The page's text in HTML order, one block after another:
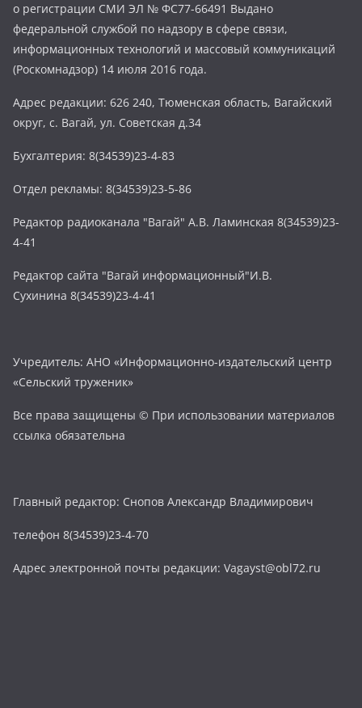
о регистрации СМИ ЭЛ № ФС77-66491 Выдано
федеральной службой по надзору в сфере связи,
информационных технологий и массовый коммуникаций
(Роскомнадзор) 14 июля 2016 года.
Адрес редакции: 626 240, Тюменская область, Вагайский
округ, с. Вагай, ул. Советская д.34
Бухгалтерия: 8(34539)23-4-83
Отдел рекламы: 8(34539)23-5-86
Редактор радиоканала "Вагай" А.В. Ламинская 8(34539)23-
4-41
Редактор сайта "Вагай информационный"И.В.
Сухинина 8(34539)23-4-41
Учредитель: АНО «Информационно-издательский центр
«Сельский труженик»
Все права защищены © При использовании материалов
ссылка обязательна
Главный редактор: Снопов Александр Владимирович
телефон 8(34539)23-4-70
Адрес электронной почты редакции: Vagayst@obl72.ru